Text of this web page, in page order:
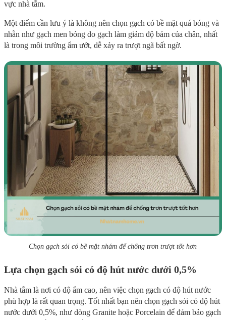
vực nhà tắm.
Một điểm cần lưu ý là không nên chọn gạch có bề mặt quá bóng và
nhẵn như gạch men bóng do gạch làm giảm độ bám của chân, nhất
là trong môi trường ẩm ướt, dễ xảy ra trượt ngã bất ngờ.
Chọn gạch sỏi có bề mặt nhám để chống trơn trượt tốt hơn
Lựa chọn gạch sỏi có độ hút nước dưới 0,5%
Nhà tắm là nơi có độ ẩm cao, nên việc chọn gạch có độ hút nước
phù hợp là rất quan trọng. Tốt nhất bạn nên chọn gạch sỏi có độ hút
nước dưới 0,5%, như dòng Granite hoặc Porcelain để đảm bảo gạch